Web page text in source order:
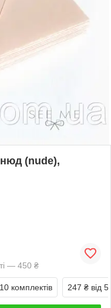
(nude),
— 450 ₴
комплектів 247 ₴ від